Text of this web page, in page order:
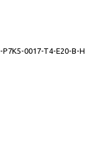
0017-T4-E20-B-H